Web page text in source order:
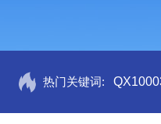
热门关键词: